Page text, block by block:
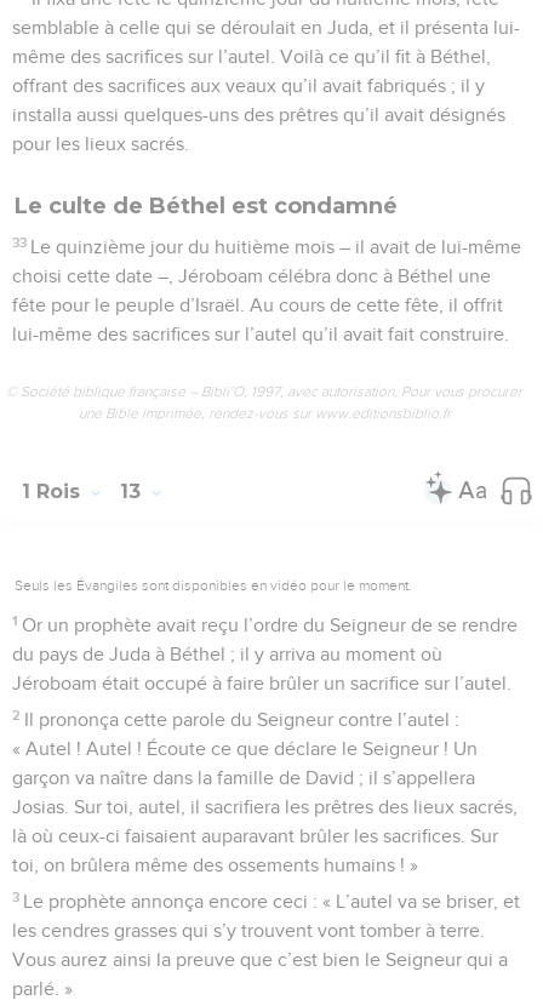
semblable à celle qui se déroulait en Juda, et il présenta lui-
même des sacrifices sur l’autel. Voilà ce qu’il fit à Béthel,
offrant des sacrifices aux veaux qu’il avait fabriqués ; il y
installa aussi quelques-uns des prêtres qu’il avait désignés
pour les lieux sacrés.
Le culte de Béthel est condamné
33 Le quinzième jour du huitième mois – il avait de lui-même
choisi cette date –, Jéroboam célébra donc à Béthel une
fête pour le peuple d’Israël. Au cours de cette fête, il offrit
lui-même des sacrifices sur l’autel qu’il avait fait construire.
© Société biblique française – Bibli’O, 1997, avec autorisation. Pour vous procurer
une Bible imprimée, rendez-vous sur www.editionsbiblio.fr
1 Rois 13
Seuls les Évangiles sont disponibles en vidéo pour le moment.
1 Or un prophète avait reçu l’ordre du Seigneur de se rendre
du pays de Juda à Béthel ; il y arriva au moment où
Jéroboam était occupé à faire brûler un sacrifice sur l’autel.
2 Il prononça cette parole du Seigneur contre l’autel :
« Autel ! Autel ! Écoute ce que déclare le Seigneur ! Un
garçon va naître dans la famille de David ; il s’appellera
Josias. Sur toi, autel, il sacrifiera les prêtres des lieux sacrés,
là où ceux-ci faisaient auparavant brûler les sacrifices. Sur
toi, on brûlera même des ossements humains ! »
3 Le prophète annonça encore ceci : « L’autel va se briser, et
les cendres grasses qui s’y trouvent vont tomber à terre.
Vous aurez ainsi la preuve que c’est bien le Seigneur qui a
parlé. »